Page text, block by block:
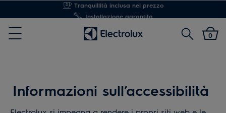
Installazione garantita
Menu
Cerca 0
Informazioni sull’accessibilità